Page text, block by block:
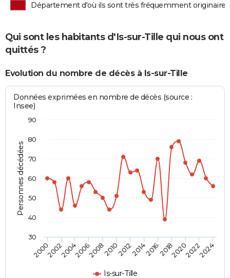
Département d'où ils sont très fréquemment originaires
Qui sont les habitants d'Is-sur-Tille qui nous ont
quittés ?
Evolution du nombre de décès à Is-sur-Tille
Personnes décédées
Données exprimées en nombre de décès (source :
Insee)
Is-sur-Tille
2000200220042006200820102012201420162018202020222024
30
40
50
60
70
80
90